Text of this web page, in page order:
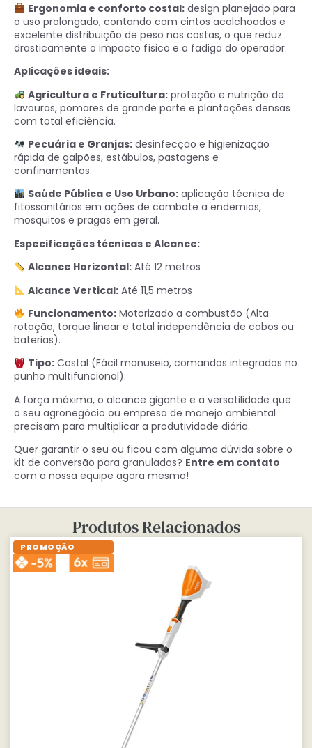
Ergonomia e conforto costal:design planejado para
o uso prolongado, contando com cintos acolchoados e
excelente distribuição de peso nas costas, o que reduz
drasticamente o impacto físico e a fadiga do operador.
Aplicações ideais:
Agricultura e Fruticultura:proteção e nutrição de
lavouras, pomares de grande porte e plantações densas
com total eficiência.
Pecuária e Granjas:desinfecção e higienização
rápida de galpões, estábulos, pastagens e
confinamentos.
Saúde Pública e Uso Urbano:aplicação técnica de
fitossanitários em ações de combate a endemias,
mosquitos e pragas em geral.
Especificações técnicas e Alcance:
Alcance Horizontal:Até 12 metros
Alcance Vertical:Até 11,5 metros
Funcionamento:Motorizado a combustão (Alta
rotação, torque linear e total independência de cabos ou
baterias).
Tipo:Costal (Fácil manuseio, comandos integrados no
punho multifuncional).
A força máxima, o alcance gigante e a versatilidade que
o seu agronegócio ou empresa de manejo ambiental
precisam para multiplicar a produtividade diária.
Quer garantir o seu ou ficou com alguma dúvida sobre o
kit de conversão para granulados? Entre em contato
com a nossa equipe agora mesmo!
Produtos Relacionados
PROMOÇÃO